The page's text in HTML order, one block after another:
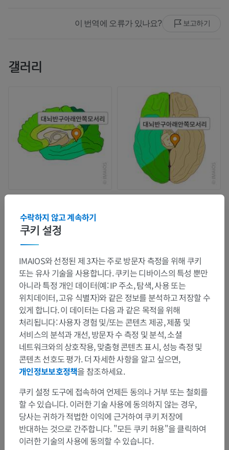
이 번역에 오류가 있나요? 보고하기
갤러리
해부학적 계층
인체 해부학 2
인체 해부학 1
계통해부학> 신경계통> 중추신경계통> 뇌>
끝뇌; 종뇌; 대뇌 > 대뇌반구> 아래안쪽모서리
쿠키 설정
수락하지 않고 계속하기
IMAIOS와 선정된 제 3자는 주로 방문자 측정을 위해 쿠키
또는 유사 기술을 사용합니다. 쿠키는 디바이스의 특성 뿐만
아니라 특정 개인 데이터(예: IP 주소, 탐색, 사용 또는
위치데이터, 고유 식별자)와 같은 정보를 분석하고 저장할 수
있게 합니다. 이 데이터는 다음 과 같은 목적을 위해
처리됩니다: 사용자 경험 및/또는 콘텐츠 제공, 제품 및
서비스의 분석과 개선, 방문자 수 측정 및 분석, 소셜
네트워크와의 상호작용, 맞춤형 콘텐츠 표시, 성능 측정 및
콘텐츠 선호도 평가. 더 자세한 사항을 알고 싶으면,
개인정보보호정책을 참조하세요.
쿠키 설정 도구에 접속하여 언제든 동의나 거부 또는 철회를
할 수 있습니다. 이러한 기술 사용에 동의하지 않는 경우,
당사는 귀하가 적법한 이익에 근거하여 쿠키 저장에
반대하는 것으로 간주합니다. "모든 쿠키 허용"을 클릭하여
이러한 기술의 사용에 동의할 수 있습니다.